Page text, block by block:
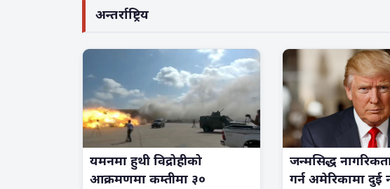
अन्तर्राष्ट्रिय
यमनमा हुथी विद्रोहीको
आक्रमणमा कम्तीमा ३०
जन्मसिद्ध
गर्न अमेरिकामा दुई